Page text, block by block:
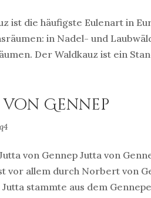
ist die häufigste Eulenart in
in Nadel- und
Der Waldkauz ist ein
Gennep
von Gennep Jutta von
vor allem durch Norbert von
stammte aus dem